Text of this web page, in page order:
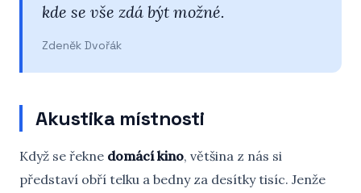
kde se vše zdá být možné.
Zdeněk Dvořák
Akustika místnosti
Když se řekne domácí kino, většina z nás si
představí obří telku a bedny za desítky tisíc. Jenže